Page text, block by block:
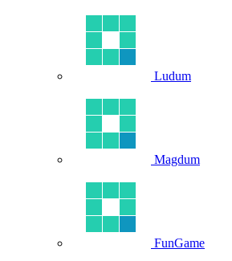
Ludum
Magdum
FunGame